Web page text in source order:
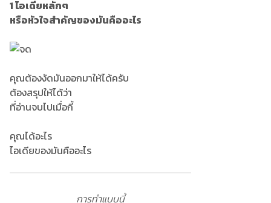
1 ไอเดียหลักๆ
หรือหัวใจสำคัญของมันคืออะไร
คุณต้องงัดมันออกมาให้ได้ครับ
ต้องสรุปให้ได้ว่า
ที่อ่านจบไปเมื่อกี้
คุณได้อะไร
ไอเดียของมันคืออะไร
การทำแบบนี้